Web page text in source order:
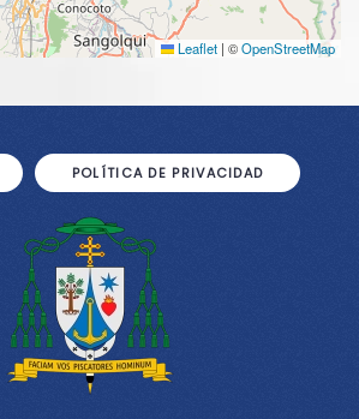
Leaflet | ©OpenStreetMap
POLÍTICA DE PRIVACIDAD